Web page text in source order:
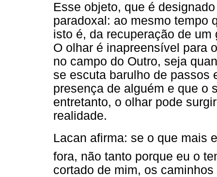
Esse objeto, que é
paradoxal: ao mesmo tempo
isto é, da recuperação de
O olhar é inapreensível para
no campo do Outro, seja
se escuta barulho de passos
presença de alguém e que o
entretanto, o olhar pode
realidade.
Lacan afirma: se o que
fora, não tanto porque eu o
cortado de mim, os